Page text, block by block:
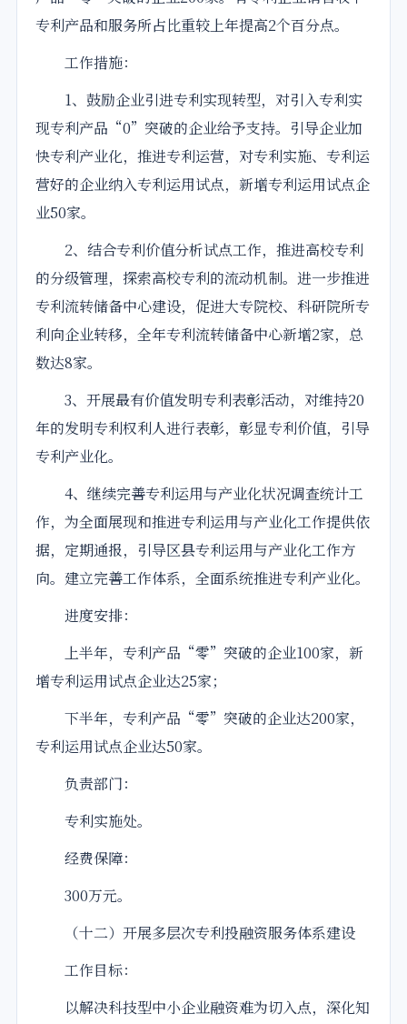
专利产品和服务所占比重较上年提高2个百分点。
工作措施：
1、鼓励企业引进专利实现转型，对引入专利实
现专利产品“0”突破的企业给予支持。引导企业加
快专利产业化，推进专利运营，对专利实施、专利运
营好的企业纳入专利运用试点，新增专利运用试点企
业50家。
2、结合专利价值分析试点工作，推进高校专利
的分级管理，探索高校专利的流动机制。进一步推进
专利流转储备中心建设，促进大专院校、科研院所专
利向企业转移，全年专利流转储备中心新增2家，总
数达8家。
3、开展最有价值发明专利表彰活动，对维持20
年的发明专利权利人进行表彰，彰显专利价值，引导
专利产业化。
4、继续完善专利运用与产业化状况调查统计工
作，为全面展现和推进专利运用与产业化工作提供依
据，定期通报，引导区县专利运用与产业化工作方
向。建立完善工作体系，全面系统推进专利产业化。
进度安排：
上半年，专利产品“零”突破的企业100家，新
增专利运用试点企业达25家；
下半年，专利产品“零”突破的企业达200家，
专利运用试点企业达50家。
负责部门：
专利实施处。
经费保障：
300万元。
（十二）开展多层次专利投融资服务体系建设
工作目标：
以解决科技型中小企业融资难为切入点，深化知